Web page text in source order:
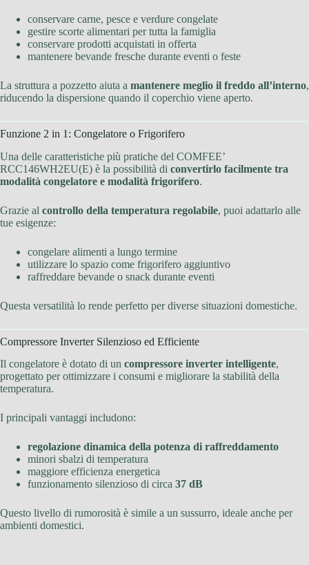
conservare carne, pesce e verdure congelate
gestire scorte alimentari per tutta la famiglia
conservare prodotti acquistati in offerta
mantenere bevande fresche durante eventi o feste
La struttura a pozzetto aiuta a mantenere meglio il freddo all’interno,
riducendo la dispersione quando il coperchio viene aperto.
Funzione 2 in 1: Congelatore o Frigorifero
Una delle caratteristiche più pratiche del COMFEE’
RCC146WH2EU(E) è la possibilità di convertirlo facilmente tra
modalità congelatore e modalità frigorifero.
Grazie al controllo della temperatura regolabile, puoi adattarlo alle
tue esigenze:
congelare alimenti a lungo termine
utilizzare lo spazio come frigorifero aggiuntivo
raffreddare bevande o snack durante eventi
Questa versatilità lo rende perfetto per diverse situazioni domestiche.
Compressore Inverter Silenzioso ed Efficiente
Il congelatore è dotato di un compressore inverter intelligente,
progettato per ottimizzare i consumi e migliorare la stabilità della
temperatura.
I principali vantaggi includono:
regolazione dinamica della potenza di raffreddamento
minori sbalzi di temperatura
maggiore efficienza energetica
funzionamento silenzioso di circa 37 dB
Questo livello di rumorosità è simile a un sussurro, ideale anche per
ambienti domestici.